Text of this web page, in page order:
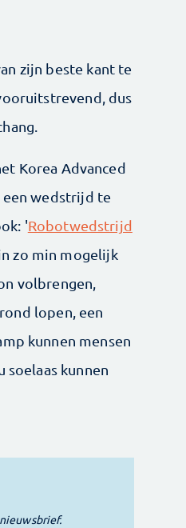
zijn beste kant te
dus
Korea Advanced
een wedstrijd te
'Robotwedstrijd
zo min mogelijk
volbrengen,
lopen, een
kunnen mensen
kunnen